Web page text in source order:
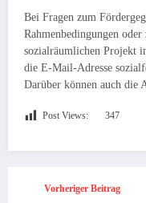
Bei Fragen zum
Rahmenbedingungen
sozialräumlichen Projekt
die E-Mail-Adresse
Darüber können auch die
Post Views: 347
Vorheriger Beitrag